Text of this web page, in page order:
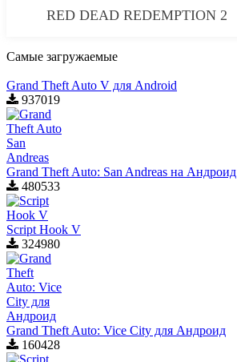
RED DEAD REDEMPTION 2
Самые загружаемые
Grand Theft Auto V для Android
937019
Grand Theft Auto: San Andreas на Андроид
480533
Script Hook V
324980
Grand Theft Auto: Vice City для Aндроид
160428